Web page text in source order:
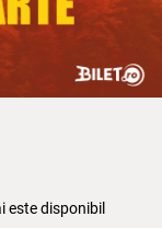
este disponibil